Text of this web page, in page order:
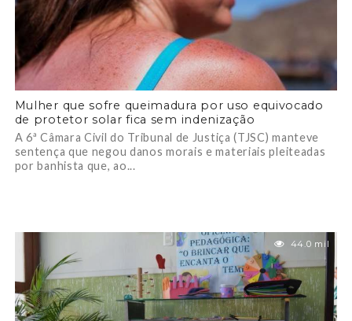
Mulher que sofre queimadura por uso equivocado
de protetor solar fica sem indenização
A 6ª Câmara Civil do Tribunal de Justiça (TJSC) manteve
sentença que negou danos morais e materiais pleiteadas
por banhista que, ao...
44.0 mil